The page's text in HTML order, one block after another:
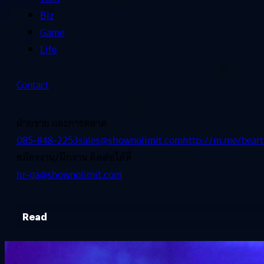
Biz
Game
Life
Contact
ฝ่ายขาย และการตลาด
085-848-2253sales@shownolimit.comhttp://m.me/
สมัครงาน/ฝึกงาน ติดต่อได้ที่
hr-ga@shownolimit.com
Read